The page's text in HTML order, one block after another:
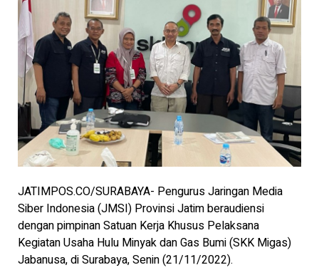
JATIMPOS.CO/SURABAYA- Pengurus Jaringan Media
Siber Indonesia (JMSI) Provinsi Jatim beraudiensi
dengan pimpinan Satuan Kerja Khusus Pelaksana
Kegiatan Usaha Hulu Minyak dan Gas Bumi (SKK Migas)
Jabanusa, di Surabaya, Senin (21/11/2022).